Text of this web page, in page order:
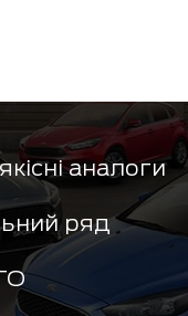
аналоги
ряд